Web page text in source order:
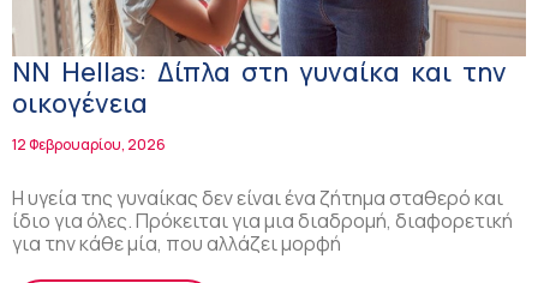
NN Hellas: Δίπλα στη γυναίκα και την
οικογένεια
12 Φεβρουαρίου, 2026
Η υγεία της γυναίκας δεν είναι ένα ζήτημα σταθερό και
ίδιο για όλες. Πρόκειται για μια διαδρομή, διαφορετική
για την κάθε μία, που αλλάζει μορφή